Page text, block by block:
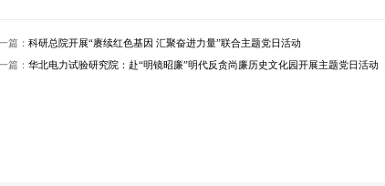
篇： 科研总院开展“赓续红色基因 汇聚奋进力量”联合主题党日活动
篇： 华北电力试验研究院：赴“明镜昭廉”明代反贪尚廉历史文化园开展主题党日活动